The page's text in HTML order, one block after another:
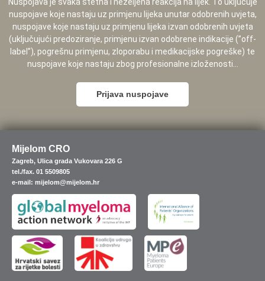
nuspojave koje nastaju uz primjenu lijeka unutar odobrenih uvjeta,
nuspojave koje nastaju uz primjenu lijeka izvan odobrenih uvjeta
(uključujući predoziranje, primjenu izvan odobrene indikacije (”off-
label”), pogrešnu primjenu, zloporabu i medikacijske pogreške) te
nuspojave koje nastaju zbog profesionalne izloženosti...
Prijava nuspojave
Mijelom CRO
Zagreb, Ulica grada Vukovara 226 G
tel./fax. 01 5509805
e-mail: mijelom@mijelom.hr